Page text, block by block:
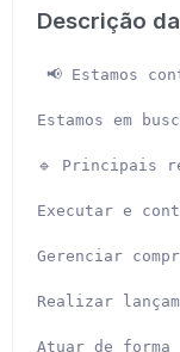
Descrição
📢 Estamos
Estamos em
🔹 Principais
Executar e
Gerenciar
Realizar
Atuar de